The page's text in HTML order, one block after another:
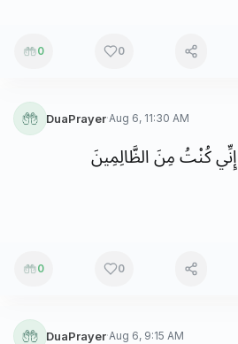
0 0
DuaPrayer·Aug 6, 11:30 AM
إِنِّيكُنْتُمِنَالظَّالِمِينَ
0 0
DuaPrayer·Aug 6, 9:15 AM